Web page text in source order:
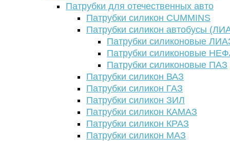
Патрубки для отечественных авто
Патрубки силикон CUMMINS
Патрубки силикон автобусы
Патрубки силиконовые
Патрубки силиконовые
Патрубки силиконовые ПАЗ
Патрубки силикон ВАЗ
Патрубки силикон ГАЗ
Патрубки силикон ЗИЛ
Патрубки силикон КАМАЗ
Патрубки силикон КРАЗ
Патрубки силикон МАЗ